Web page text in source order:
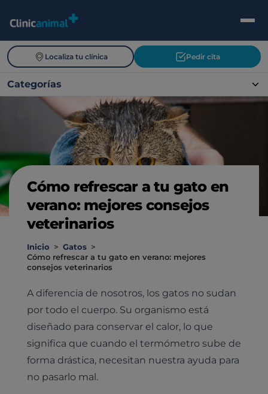
Localiza tu clínica Pedir cita
Categorías
Cómo refrescar a tu gato en
verano: mejores consejos
veterinarios
Inicio > Gatos >
Cómo refrescar a tu gato en verano: mejores
consejos veterinarios
A diferencia de nosotros, los gatos no sudan
por todo el cuerpo. Su organismo está
diseñado para conservar el calor, lo que
significa que cuando el termómetro sube de
forma drástica, necesitan nuestra ayuda para
no pasarlo mal.